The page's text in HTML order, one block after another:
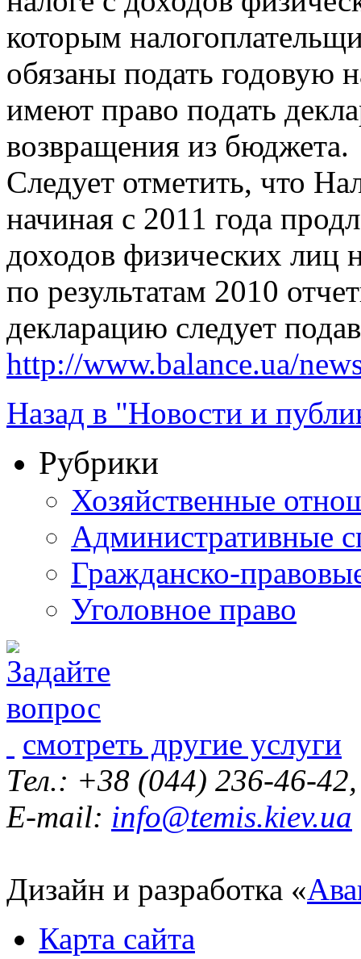
которым
обязаны подать годовую
имеют право подать
возвращения из бюджета.
Следует отметить, что
начиная с 2011 года
доходов физических лиц
по результатам 2010
декларацию следует
http://www.balance.ua/
Назад в "Новости и
Рубрики
Хозяйственные
Административные
Гражданско-
Уголовное право
смотреть другие услуги
Тел.: +38 (044) 236-46-
E-mail: info@temis.kiev.ua
Дизайн и разработка «
Карта сайта